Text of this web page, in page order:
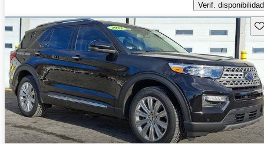
Verif. disponibilidad